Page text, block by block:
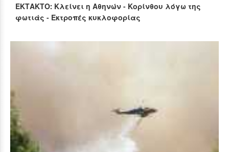
ΕΚΤΑΚΤΟ: Κλείνει η Αθηνών - Κορίνθου λόγω της
φωτιάς - Εκτροπές κυκλοφορίας